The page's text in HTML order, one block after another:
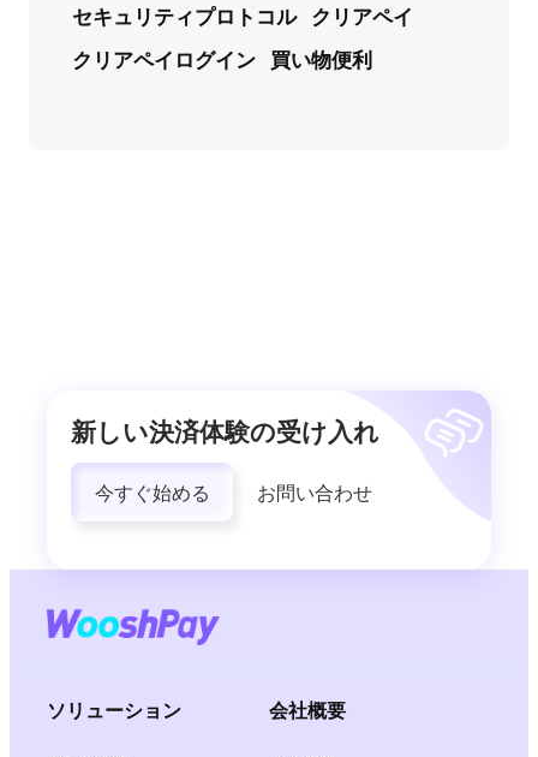
セキュリティプロトコル クリアペイ
クリアペイログイン 買い物便利
新しい決済体験の受け入れ
今すぐ始める お問い合わせ
ソリューション 会社概要